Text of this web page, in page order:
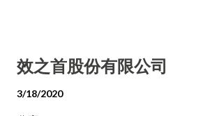
效之首股份有限公司
3/18/2020